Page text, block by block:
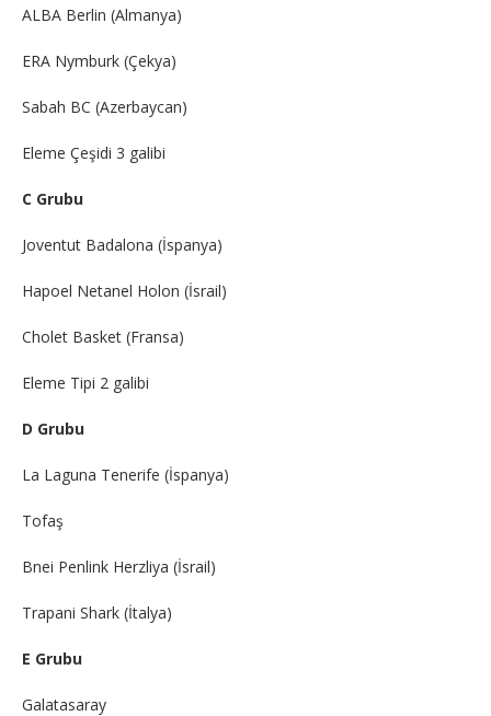
ALBA Berlin (Almanya)
ERA Nymburk (Çekya)
Sabah BC (Azerbaycan)
Eleme Çeşidi 3 galibi
C Grubu
Joventut Badalona (İspanya)
Hapoel Netanel Holon (İsrail)
Cholet Basket (Fransa)
Eleme Tipi 2 galibi
D Grubu
La Laguna Tenerife (İspanya)
Tofaş
Bnei Penlink Herzliya (İsrail)
Trapani Shark (İtalya)
E Grubu
Galatasaray